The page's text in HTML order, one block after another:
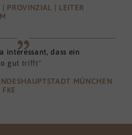
PROVINZIAL | LEITER
interessant, dass ein
gut trifft"
MÜNCHEN